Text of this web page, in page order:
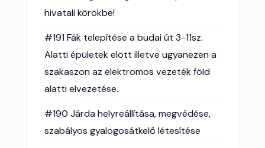
hivatali körökbe!
#191 Fák telepítése a budai út 3-11sz.
Alatti épületek elött illetve ugyanezen a
szakaszon az elektromos vezeték föld
alatti elvezetése.
#190 Járda helyreállítása, megvédése,
szabályos gyalogosátkelő létesítése